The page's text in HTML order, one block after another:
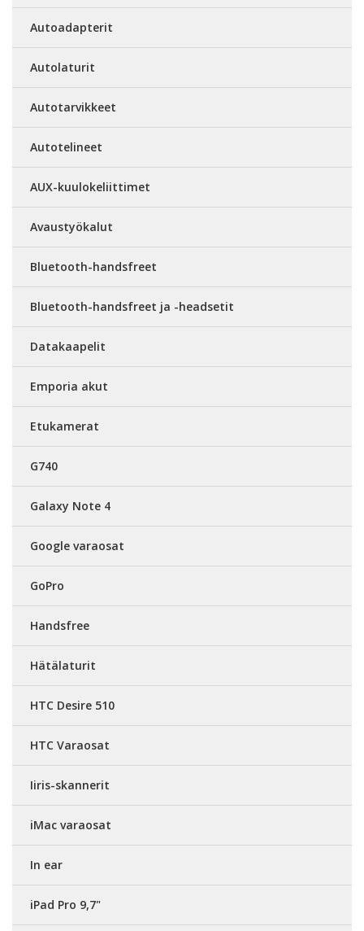
Autoadapterit
Autolaturit
Autotarvikkeet
Autotelineet
AUX-kuulokeliittimet
Avaustyökalut
Bluetooth-handsfreet
Bluetooth-handsfreet ja -headsetit
Datakaapelit
Emporia akut
Etukamerat
G740
Galaxy Note 4
Google varaosat
GoPro
Handsfree
Hätälaturit
HTC Desire 510
HTC Varaosat
Iiris-skannerit
iMac varaosat
In ear
iPad Pro 9,7"